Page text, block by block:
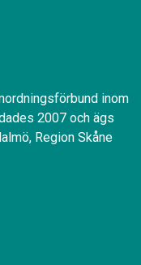
inom
2007 och ägs
Region Skåne